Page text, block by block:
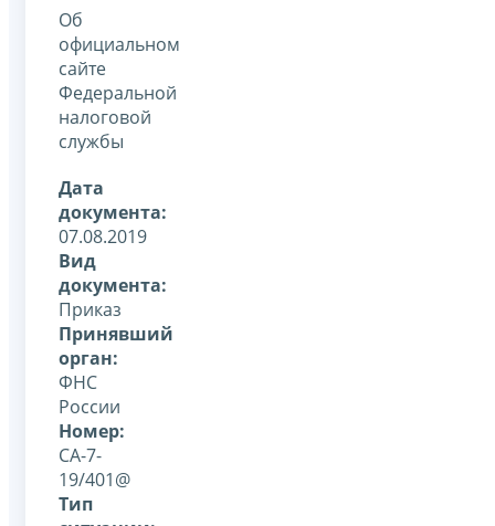
Об
официальном
сайте
Федеральной
налоговой
службы
Дата
документа:
07.08.2019
Вид
документа:
Приказ
Принявший
орган:
ФНС
России
Номер:
СА-7-
19/401@
Тип